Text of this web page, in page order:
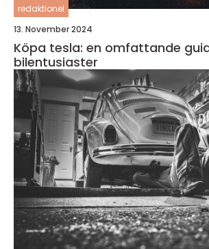
redaktionel
13. November 2024
Köpa tesla: en omfattande
bilentusiaster